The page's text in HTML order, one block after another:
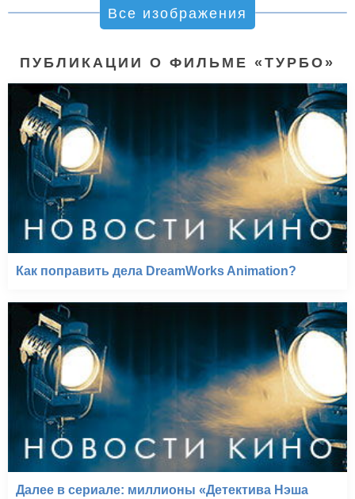
Все изображения
ПУБЛИКАЦИИ О ФИЛЬМЕ «ТУРБО»
Как поправить дела DreamWorks Animation?
Далее в сериале: миллионы «Детектива Нэша